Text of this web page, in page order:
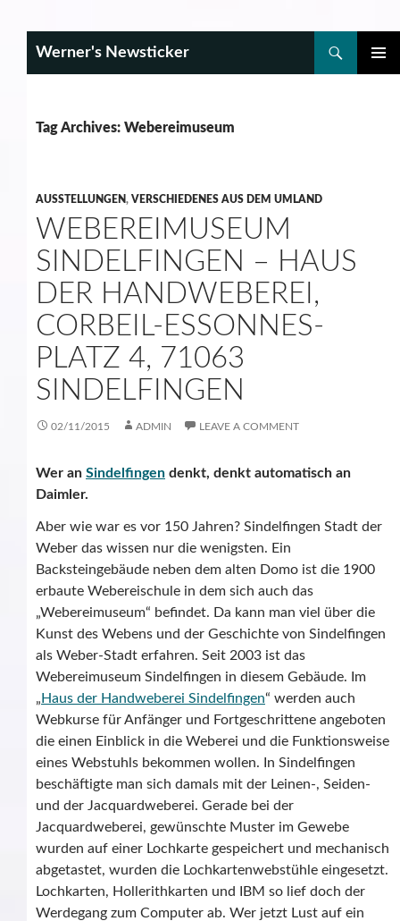
Werner's Newsticker
Tag Archives: Webereimuseum
AUSSTELLUNGEN, VERSCHIEDENES AUS DEM UMLAND
WEBEREIMUSEUM
SINDELFINGEN – HAUS
DER HANDWEBEREI,
CORBEIL-ESSONNES-
PLATZ 4, 71063
SINDELFINGEN
02/11/2015 ADMIN LEAVE A COMMENT
Wer an Sindelfingen denkt, denkt automatisch an
Daimler.
Aber wie war es vor 150 Jahren? Sindelfingen Stadt der
Weber das wissen nur die wenigsten. Ein
Backsteingebäude neben dem alten Domo ist die 1900
erbaute Webereischule in dem sich auch das
„Webereimuseum“ befindet. Da kann man viel über die
Kunst des Webens und der Geschichte von Sindelfingen
als Weber-Stadt erfahren. Seit 2003 ist das
Webereimuseum Sindelfingen in diesem Gebäude. Im
„ Haus der Handweberei Sindelfingen“ werden auch
Webkurse für Anfänger und Fortgeschrittene angeboten
die einen Einblick in die Weberei und die Funktionsweise
eines Webstuhls bekommen wollen. In Sindelfingen
beschäftigte man sich damals mit der Leinen-, Seiden-
und der Jacquardweberei. Gerade bei der
Jacquardweberei, gewünschte Muster im Gewebe
wurden auf einer Lochkarte gespeichert und mechanisch
abgetastet, wurden die Lochkartenwebstühle eingesetzt.
Lochkarten, Hollerithkarten und IBM so lief doch der
Werdegang zum Computer ab. Wer jetzt Lust auf ein